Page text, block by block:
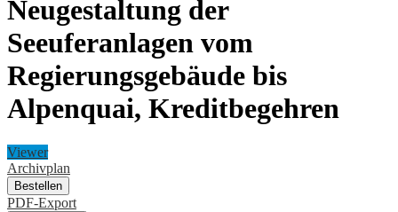
Neugestaltung der
Seeuferanlagen vom
Regierungsgebäude bis
Alpenquai, Kreditbegehren
Viewer
Archivplan
Bestellen
PDF-Export